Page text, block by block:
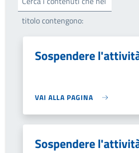
titolo contengono:
Sospendere
VAI ALLA PAGINA
Sospendere